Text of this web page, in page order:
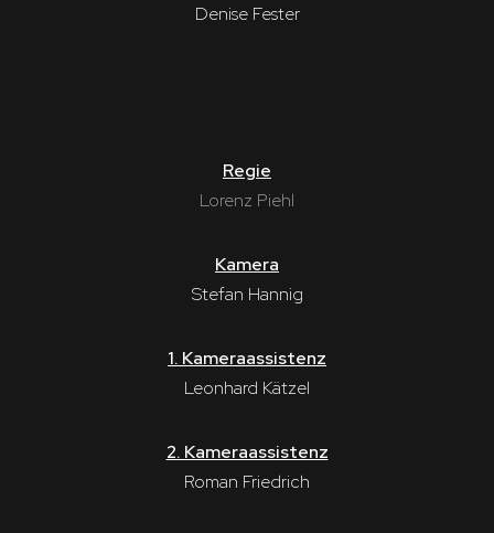
Denise Fester
Regie
Lorenz Piehl
Kamera
Stefan Hannig
1. Kameraassistenz
Leonhard Kätzel
2. Kameraassistenz
Roman Friedrich